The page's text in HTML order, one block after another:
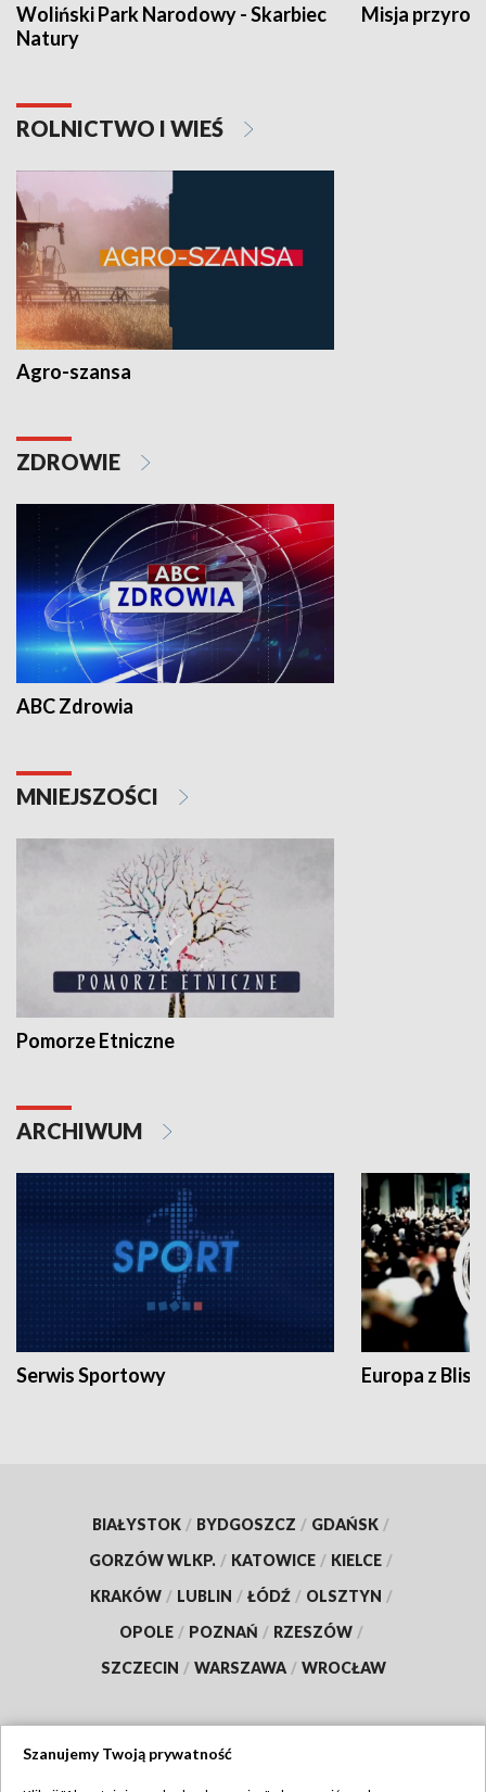
Woliński Park Narodowy - Skarbiec
Natury
Misja
ROLNICTWO I WIEŚ
Agro-szansa
ZDROWIE
ABC Zdrowia
MNIEJSZOŚCI
Pomorze Etniczne
ARCHIWUM
Serwis Sportowy Europa z
BIAŁYSTOK / BYDGOSZCZ / GDAŃSK /
GORZÓW WLKP. / KATOWICE / KIELCE /
KRAKÓW / LUBLIN / ŁÓDŹ / OLSZTYN /
OPOLE / POZNAŃ / RZESZÓW /
SZCZECIN / WARSZAWA / WROCŁAW
Szanujemy Twoją prywatność